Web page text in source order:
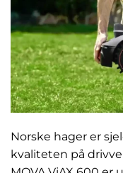
Norske hager er
kvaliteten på